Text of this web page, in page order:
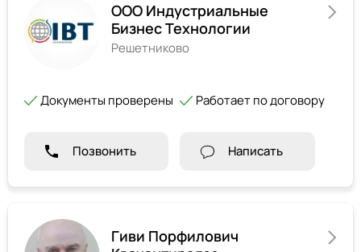
ООО Индустриальные
Бизнес Технологии
Решетниково
Документы проверены Работает по договору
Позвонить Написать
Гиви Порфилович